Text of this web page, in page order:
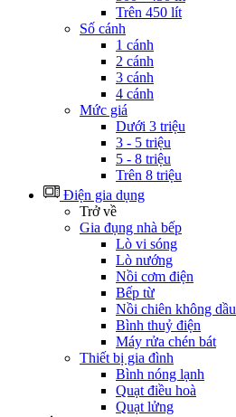
Trên 450 lít
Số cánh
1 cánh
2 cánh
3 cánh
4 cánh
Mức giá
Dưới 3 triệu
3 - 5 triệu
5 - 8 triệu
Trên 8 triệu
Điện gia dụng
Trở về
Gia đụng nhà bếp
Lò vi sóng
Lò nướng
Nồi cơm điện
Bếp từ
Nồi chiên không dầu
Bình thuỷ điện
Máy rửa chén bát
Thiết bị gia đình
Bình nóng lạnh
Quạt điều hoà
Quạt lửng